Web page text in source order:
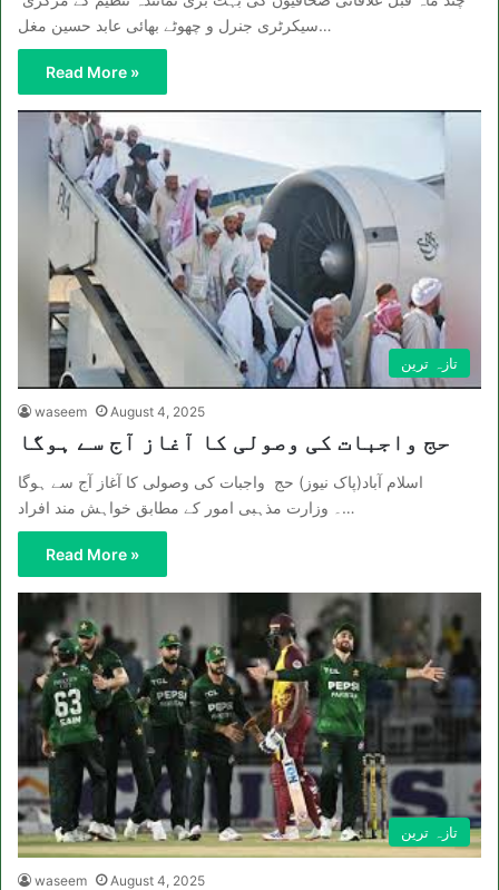
سیکرٹری جنرل و چھوٹے بھائی عابد حسین مغل…
Read More »
تازہ ترین
waseem August 4, 2025
حج واجبات کی وصولی کا آغاز آج سے ہوگا
اسلام آباد(پاک نیوز) حج واجبات کی وصولی کا آغاز آج سے ہوگا
۔ وزارت مذہبی امور کے مطابق خواہش مند افراد…
Read More »
تازہ ترین
waseem August 4, 2025